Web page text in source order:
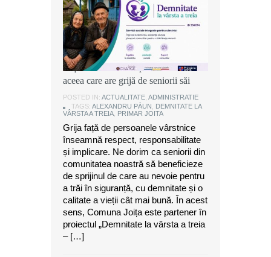
Alexandru Păun, primarul comunei
Joița: O comunitate puternică este
aceea care are grijă de seniorii săi
POSTED IN: ACTUALITATE ADMINISTRATIE
TAGS: ALEXANDRU PĂUN
DEMNITATE LA
VÂRSTA A TREIA PRIMAR JOITA
Grija față de persoanele vârstnice
înseamnă respect, responsabilitate
și implicare. Ne dorim ca seniorii din
comunitatea noastră să beneficieze
de sprijinul de care au nevoie pentru
a trăi în siguranță, cu demnitate și o
calitate a vieții cât mai bună. În acest
sens, Comuna Joița este partener în
proiectul „Demnitate la vârsta a treia
– […]